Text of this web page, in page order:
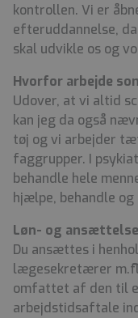
kontrollen. Vi er
efteruddannelse,
skal udvikle os og
Hvorfor arbejde
Udover, at vi altid
kan jeg da også
tøj og vi arbejder
faggrupper. I
behandle hele
hjælpe, behandle
Løn- og
Du ansættes i
lægesekretærer
omfattet af den til
arbejdstidsaftale